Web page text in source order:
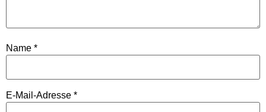
Name *
E-Mail-Adresse *